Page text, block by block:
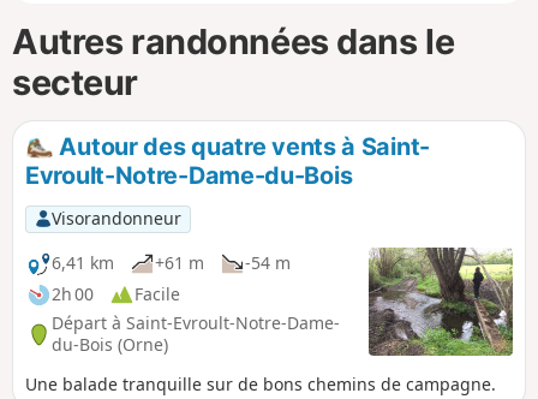
Autres randonnées dans le
secteur
Autour des quatre vents à Saint-
Evroult-Notre-Dame-du-Bois
Visorandonneur
6,41 km
+61 m
-54 m
2h 00
Facile
Départ à Saint-Evroult-Notre-Dame-
du-Bois (Orne)
Une balade tranquille sur de bons chemins de campagne.